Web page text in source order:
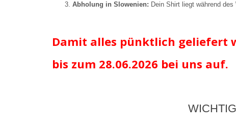
Abholung in Slowenien: Dein Shirt liegt während
Damit alles pünktlich geliefert
bis zum 28.06.2026 bei uns auf.